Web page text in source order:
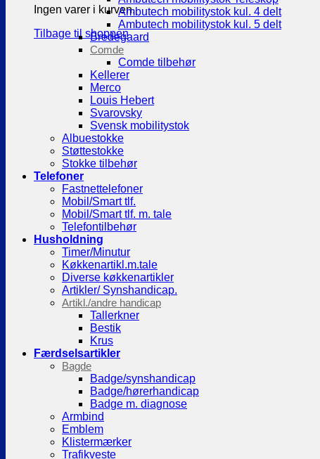
Ingen varer i kurven.
Tilbage til shoppen
Ambutech mobilitystok kul. 4 delt
Ambutech mobilitystok kul. 5 delt
Bredegaard
Comde
Comde tilbehør
Kellerer
Merco
Louis Hebert
Svarovsky
Svensk mobilitystok
Albuestokke
Støttestokke
Stokke tilbehør
Telefoner
Fastnettelefoner
Mobil/Smart tlf.
Mobil/Smart tlf. m. tale
Telefontilbehør
Husholdning
Timer/Minutur
Køkkenartikl.m.tale
Diverse køkkenartikler
Artikler/ Synshandicap.
Artikl./andre handicap
Tallerkner
Bestik
Krus
Færdselsartikler
Bagde
Badge/synshandicap
Badge/hørerhandicap
Badge m. diagnose
Armbind
Emblem
Klistermærker
Trafikveste